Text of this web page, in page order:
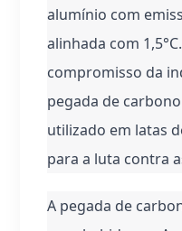
alumínio com
alinhada com
compromisso da
pegada de
utilizado em latas
para a luta contra
A pegada de